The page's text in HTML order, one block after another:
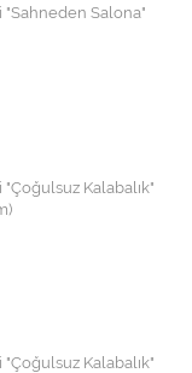
Salona"
Kalabalık"
Kalabalık"